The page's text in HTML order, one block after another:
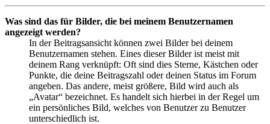
Was sind das für Bilder, die bei meinem Benutzernamen
angezeigt werden?
In der Beitragsansicht können zwei Bilder bei deinem
Benutzernamen stehen. Eines dieser Bilder ist meist mit
deinem Rang verknüpft: Oft sind dies Sterne, Kästchen oder
Punkte, die deine Beitragszahl oder deinen Status im Forum
angeben. Das andere, meist größere, Bild wird auch als
„Avatar“ bezeichnet. Es handelt sich hierbei in der Regel um
ein persönliches Bild, welches von Benutzer zu Benutzer
unterschiedlich ist.